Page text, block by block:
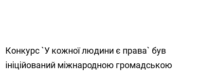
Конкурс `У кожної людини є права` був
ініційований міжнародною громадською